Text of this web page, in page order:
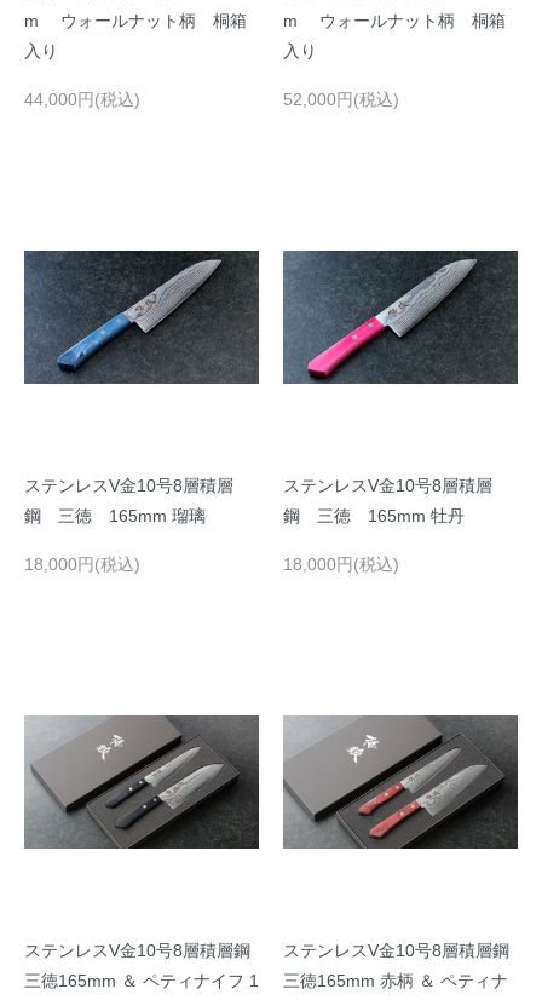
m ウォールナット柄 桐箱
入り
44,000円(税込)
m ウォールナット柄 桐箱
入り
52,000円(税込)
ステンレスV金10号8層積層
鋼 三徳 165mm 瑠璃
18,000円(税込)
ステンレスV金10号8層積層
鋼 三徳 165mm 牡丹
18,000円(税込)
ステンレスV金10号8層積層鋼
三徳165mm ＆ ペティナイフ 1
ステンレスV金10号8層積層鋼
三徳165mm 赤柄 ＆ ペティナ